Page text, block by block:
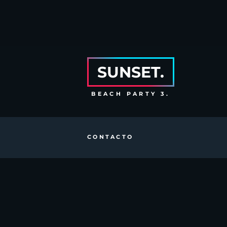
SUNSET.
BEACH PARTY 3.
CONTACTO